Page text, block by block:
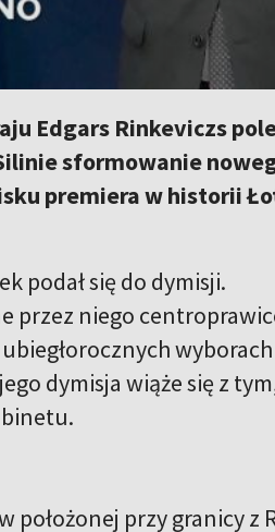
Edgars Rinkeviczs
sformowanie
premiera w historii
podał się do dymisji.
przez niego
wyborach
dymisja wiąże się z
położonej przy granicy z